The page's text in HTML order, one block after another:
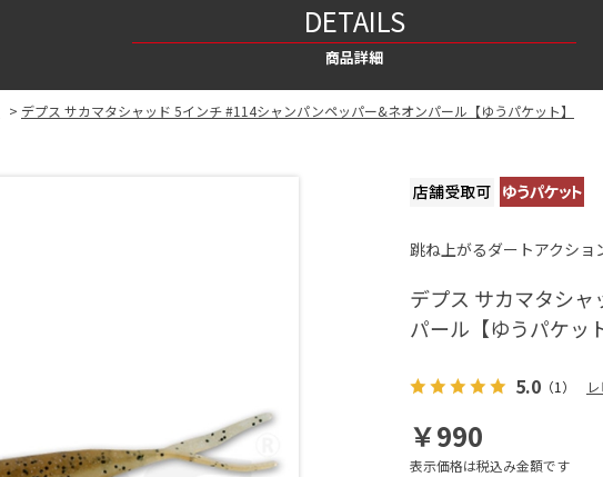
DETAILS
商品詳細
> デプス サカマタシャッド 5インチ #114シャンパンペッパー&ネオンパール【ゆうパケット】
跳ね上がるダートアクショ
デプス サカマタシ
パール【ゆうパケッ
5.0 （1）
￥990
表示価格は税込み金額です